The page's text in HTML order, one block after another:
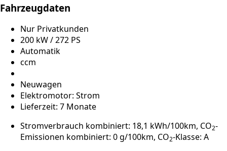
Fahrzeugdaten
Nur Privatkunden
200 kW / 272 PS
Automatik
ccm
Neuwagen
Elektromotor: Strom
Lieferzeit: 7 Monate
Stromverbrauch kombiniert: 18,1 kWh/100km, CO2-
Emissionen kombiniert: 0 g/100km, CO2-Klasse: A